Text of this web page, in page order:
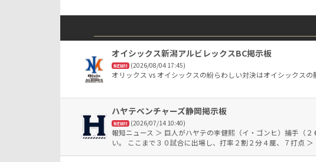
オイシックス新潟アルビレックスBC掲示板
NEW!! (2026/08/04 17:45)
オリックス vs オイシックスの紛らわしい対決はオイシックスの
ハヤテベンチャーズ静岡掲示板
NEW!! (2026/07/14 10:40)
報知ニュース ＞ 巨人がハヤテの李健熙（イ・ゴンヒ）捕手（
い。 ここまで３０試合に出場し、打率２割２分４厘、７打点 ＞